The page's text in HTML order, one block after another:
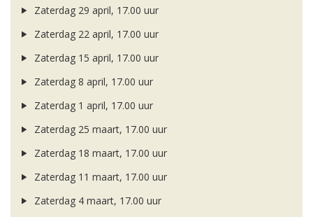
Zaterdag 29 april, 17.00 uur
Zaterdag 22 april, 17.00 uur
Zaterdag 15 april, 17.00 uur
Zaterdag 8 april, 17.00 uur
Zaterdag 1 april, 17.00 uur
Zaterdag 25 maart, 17.00 uur
Zaterdag 18 maart, 17.00 uur
Zaterdag 11 maart, 17.00 uur
Zaterdag 4 maart, 17.00 uur